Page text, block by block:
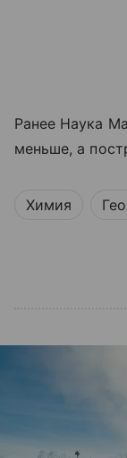
Ранее Наука
меньше, а
Химия